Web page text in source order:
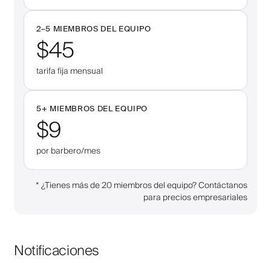
2–5 MIEMBROS DEL EQUIPO
$45
tarifa fija mensual
5+ MIEMBROS DEL EQUIPO
$9
por barbero/mes
*¿Tienes más de 20 miembros del equipo? Contáctanos
para precios empresariales
Notificaciones